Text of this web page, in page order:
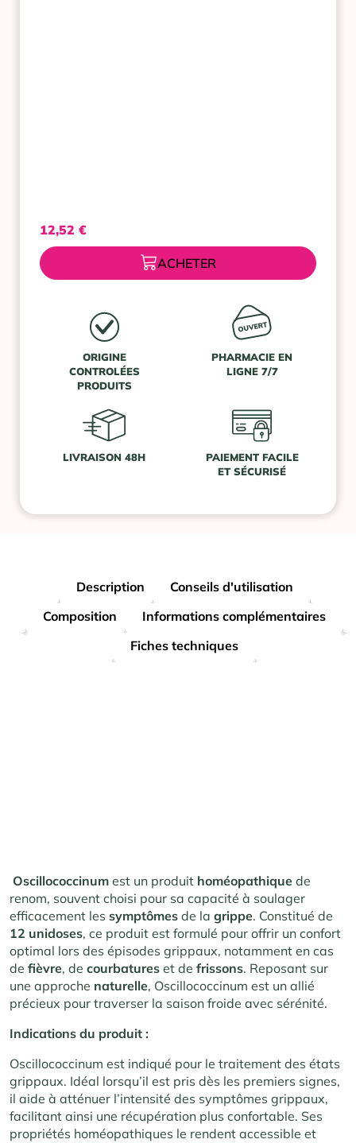
12,52 €
ACHETER
ORIGINE
CONTROLÉES
PRODUITS
PHARMACIE EN
LIGNE 7/7
LIVRAISON 48H
PAIEMENT FACILE
ET SÉCURISÉ
Description
Conseils d'utilisation
Composition
Informations complémentaires
Fiches techniques
Oscillococcinum est un produit homéopathique de
renom, souvent choisi pour sa capacité à soulager
efficacement les symptômes de la grippe. Constitué de
12 unidoses, ce produit est formulé pour offrir un confort
optimal lors des épisodes grippaux, notamment en cas
de fièvre, de courbatures et de frissons. Reposant sur
une approche naturelle, Oscillococcinum est un allié
précieux pour traverser la saison froide avec sérénité.
Indications du produit :
Oscillococcinum est indiqué pour le traitement des états
grippaux. Idéal lorsqu’il est pris dès les premiers signes,
il aide à atténuer l’intensité des symptômes grippaux,
facilitant ainsi une récupération plus confortable. Ses
propriétés homéopathiques le rendent accessible et